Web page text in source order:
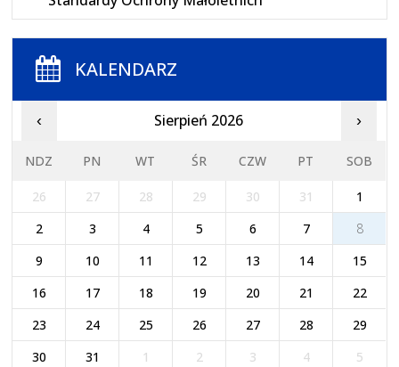
KALENDARZ
‹ Sierpień 2026 ›
NDZ PN WT ŚR CZW PT SOB
26 27 28 29 30 31
1
2
3 4 5 6 7
8
9
10 11 12 13 14
15
16
17 18 19 20 21
22
23
24 25 26 27 28
29
30
31 1 2 3 4 5